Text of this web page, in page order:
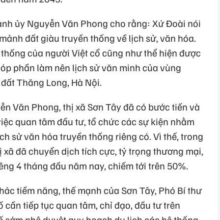
ủy Nguyễn Văn Phong cho rằng: Xứ Đoài nói
đất giàu truyền thống về lịch sử, văn hóa.
của người Việt cổ cũng như thể hiện được
phần làm nên lịch sử văn minh của vùng
Thăng Long, Hà Nội.
Văn Phong, thị xã Sơn Tây đã có bước tiến và
quan tâm đầu tư, tổ chức các sự kiện nhằm
sử văn hóa truyền thống riêng có. Vì thế, trong
đã chuyển dịch tích cực, tỷ trọng thương mại,
4 tháng đầu năm nay, chiếm tới trên 50%.
tiềm năng, thế mạnh của Sơn Tây, Phó Bí thư
tiếp tục quan tâm, chỉ đạo, đầu tư trên